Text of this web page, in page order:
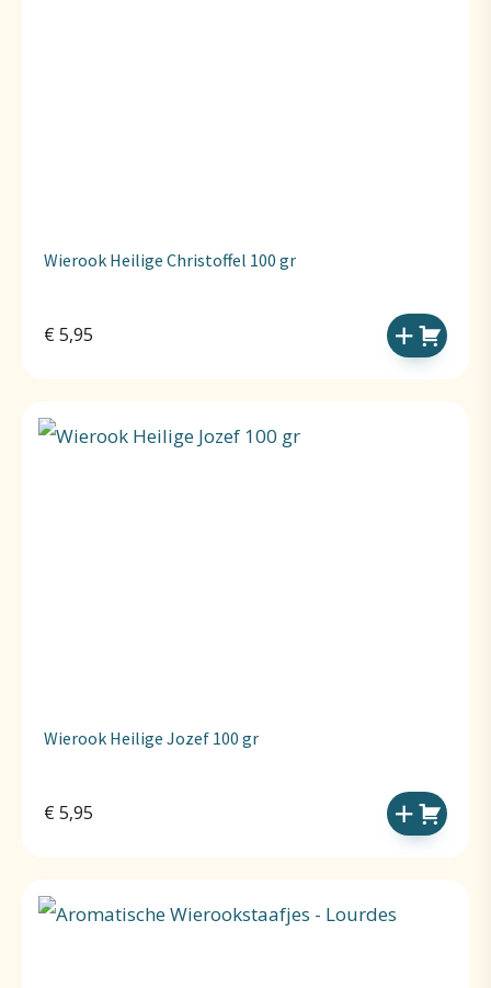
Wierook Heilige Christoffel 100 gr
€ 5,95
Wierook Heilige Jozef 100 gr
€ 5,95